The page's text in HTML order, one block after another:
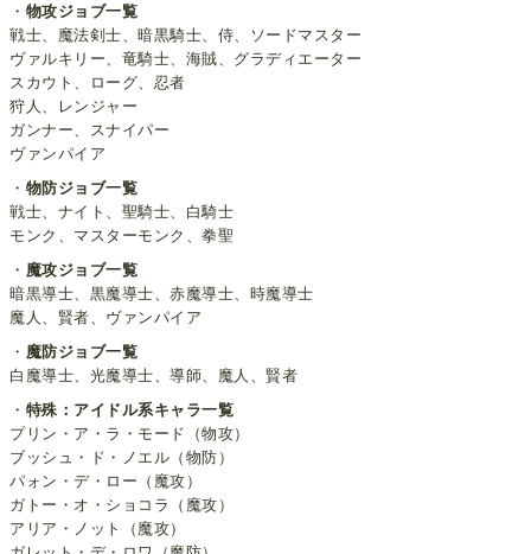
・ 物攻ジョブ一覧
戦士、魔法剣士、暗黒騎士、侍、ソードマスター
ヴァルキリー、竜騎士、海賊、グラディエーター
スカウト、ローグ、忍者
狩人、レンジャー
ガンナー、スナイパー
ヴァンパイア
・ 物防ジョブ一覧
戦士、ナイト、聖騎士、白騎士
モンク、マスターモンク、拳聖
・ 魔攻ジョブ一覧
暗黒導士、黒魔導士、赤魔導士、時魔導士
魔人、賢者、ヴァンパイア
・ 魔防ジョブ一覧
白魔導士、光魔導士、導師、魔人、賢者
・ 特殊：アイドル系キャラ一覧
プリン・ア・ラ・モード（物攻）
ブッシュ・ド・ノエル（物防）
パォン・デ・ロー（魔攻）
ガトー・オ・ショコラ（魔攻）
アリア・ノット（魔攻）